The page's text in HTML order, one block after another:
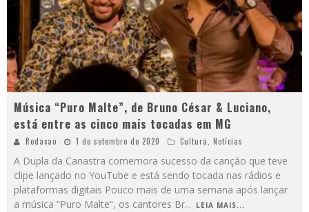
Música “Puro Malte”, de Bruno César & Luciano,
está entre as cinco mais tocadas em MG
Redacao 1 de setembro de 2020 Cultura, Notícias
A Dupla da Canastra comemora sucesso da canção que teve
clipe lançado no YouTube e está sendo tocada nas rádios e
plataformas digitais Pouco mais de uma semana após lançar
a música “Puro Malte”, os cantores Br... LEIA MAIS...